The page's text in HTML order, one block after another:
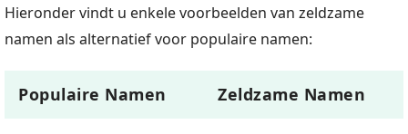
Hieronder vindt u enkele voorbeelden van zeldzame
namen als alternatief voor populaire namen:
Populaire Namen Zeldzame Namen